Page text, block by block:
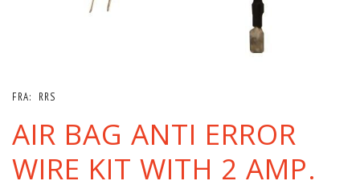
FRA: RRS
AIR BAG ANTI ERROR
WIRE KIT WITH 2 AMP.